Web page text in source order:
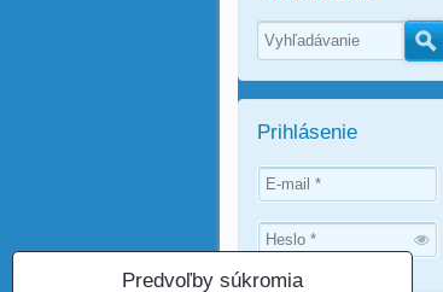
Prihlásenie
Predvoľby súkromia